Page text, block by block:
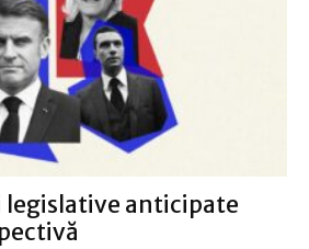
legislative anticipate